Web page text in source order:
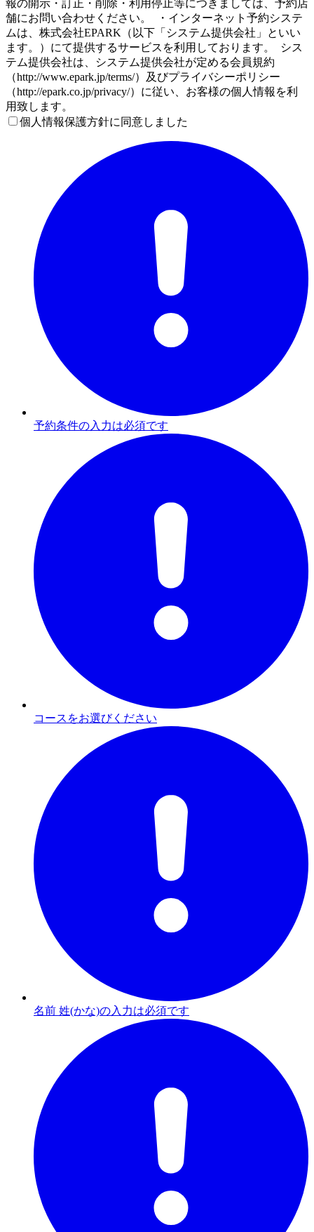
報の開示・訂正・削除・利用停止等につきましては、予約店
舗にお問い合わせください。 ・インターネット予約システ
ムは、株式会社EPARK（以下「システム提供会社」といい
ます。）にて提供するサービスを利用しております。 シス
テム提供会社は、システム提供会社が定める会員規約
（http://www.epark.jp/terms/）及びプライバシーポリシー
（http://epark.co.jp/privacy/）に従い、お客様の個人情報を利
用致します。
個人情報保護方針に同意しました
予約条件の入力は必須です
コースをお選びください
名前 姓(かな)の入力は必須です